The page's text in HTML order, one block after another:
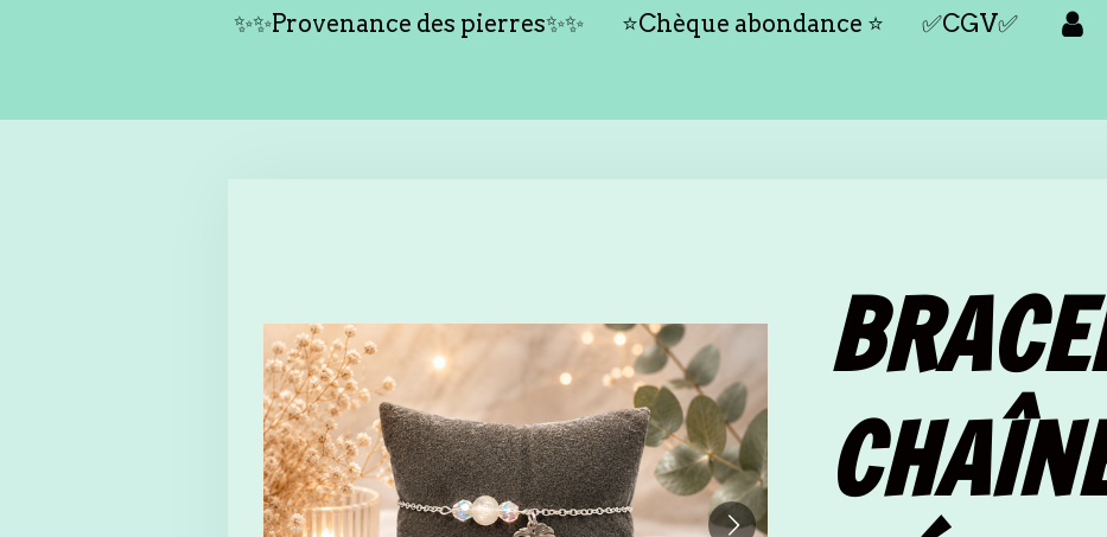
✨✨Provenance des pierres✨✨
⭐️Chèque abondance ⭐️
✅CGV✅